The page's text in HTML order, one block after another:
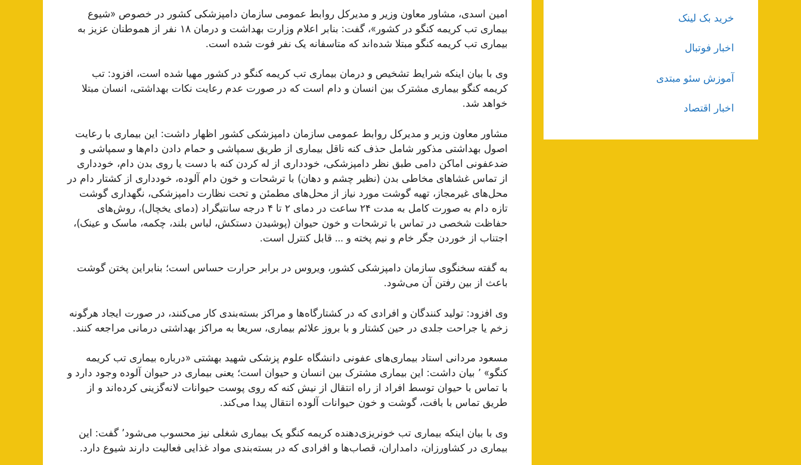
امین اسدی، مشاور معاون وزیر و مدیرکل روابط عمومی سازمان دامپزشکی کشور در خصوص «شیوع
بیماری تب کریمه کنگو در کشور»، گفت: بنابر اعلام وزارت بهداشت و درمان ۱۸ نفر از هموطنان عزیز به
بیماری تب کریمه کنگو مبتلا شده‌اند که متاسفانه یک نفر فوت شده است.
وی با بیان اینکه شرایط تشخیص و درمان بیماری تب کریمه کنگو در کشور مهیا شده است، افزود: تب
کریمه کنگو بیماری مشترک بین انسان و دام است که در صورت عدم رعایت نکات بهداشتی، انسان مبتلا
خواهد شد.
مشاور معاون وزیر و مدیرکل روابط عمومی سازمان دامپزشکی کشور اظهار داشت: این بیماری با رعایت
اصول بهداشتی مذکور شامل حذف کنه ناقل بیماری از طریق سمپاشی و حمام دادن دام‌ها و سمپاشی و
ضدعفونی اماکن دامی طبق نظر دامپزشکی، خودداری از له کردن کنه با دست یا روی بدن دام، خودداری
از تماس غشا‌های مخاطی بدن (نظیر چشم و دهان) با ترشحات و خون دام آلوده، خودداری از کشتار دام در
محل‌های غیرمجاز، تهیه گوشت مورد نیاز از محل‌های مطمئن و تحت نظارت دامپزشکی، نگهداری گوشت
تازه دام به صورت کامل به مدت ۲۴ ساعت در دمای ۲ تا ۴ درجه سانتیگراد (دمای یخچال)، روش‌های
حفاظت شخصی در تماس با ترشحات و خون حیوان (پوشیدن دستکش، لباس بلند، چکمه، ماسک و عینک)،
اجتناب از خوردن جگر خام و نیم پخته و … قابل کنترل است.
به گفته سخنگوی سازمان دامپزشکی کشور، ویروس در برابر حرارت حساس است؛ بنابراین پختن گوشت
باعث از بین رفتن آن می‌شود.
وی افزود: تولید کنندگان و افرادی که در کشتارگاه‌ها و مراکز بسته‌بندی کار می‌کنند، در صورت ایجاد هرگونه
زخم یا جراحت جلدی در حین کشتار و با بروز علائم بیماری، سریعا به مراکز بهداشتی درمانی مراجعه کنند.
مسعود مردانی استاد بیماری‌های عفونی دانشگاه علوم پزشکی شهید بهشتی «درباره بیماری تب کریمه
کنگو» ٬ بیان داشت: این بیماری مشترک بین انسان و حیوان است؛ یعنی بیماری در حیوان آلوده وجود دارد و
با تماس با حیوان توسط افراد از راه انتقال از نیش کنه که روی پوست حیوانات لانه‌گزینی کرده‌اند و از
طریق تماس با بافت، گوشت و خون حیوانات آلوده انتقال پیدا می‌کند.
وی با بیان اینکه بیماری تب خونریزی‌دهنده کریمه کنگو یک بیماری شغلی نیز محسوب می‌شود٬ گفت: این
بیماری در کشاورزان، دامداران، قصاب‌ها و افرادی که در بسته‌بندی مواد غذایی فعالیت دارند شیوع دارد.
خرید بک لینک
اخبار فوتبال
آموزش سئو مبتدی
اخبار اقتصاد